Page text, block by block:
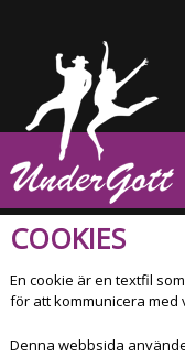
COOKIES
En cookie är en textfil
för att kommunicera med
Denna webbsida